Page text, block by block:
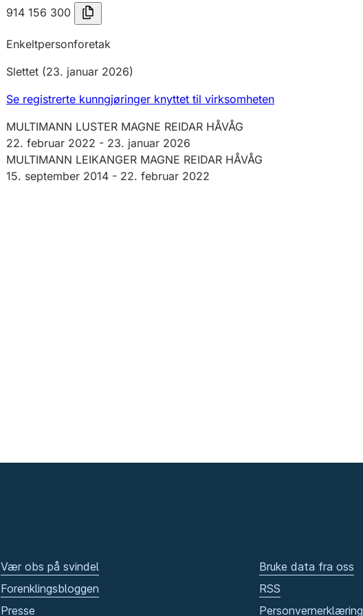
914 156 300
Enkeltpersonforetak
Slettet (23. januar 2026)
Se registrerte kunngjøringer knyttet til virksomheten
MULTIMANN LUSTER MAGNE REIDAR HÅVÅG
22. februar 2022 - 23. januar 2026
MULTIMANN LEIKANGER MAGNE REIDAR HÅVÅG
15. september 2014 - 22. februar 2022
Vær obs på svindel
Forenklingsbloggen
Presse
Bruke data fra oss
RSS
Personvernerklæring